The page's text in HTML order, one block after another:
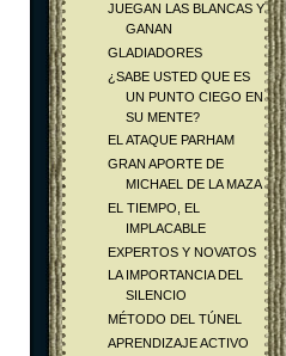
JUEGAN LAS BLANCAS Y
GANAN
GLADIADORES
¿SABE USTED QUE ES
UN PUNTO CIEGO EN
SU MENTE?
EL ATAQUE PARHAM
GRAN APORTE DE
MICHAEL DE LA MAZA
EL TIEMPO, EL
IMPLACABLE
EXPERTOS Y NOVATOS
LA IMPORTANCIA DEL
SILENCIO
MÉTODO DEL TÚNEL
APRENDIZAJE ACTIVO